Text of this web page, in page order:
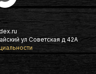
ул Советская д 42А